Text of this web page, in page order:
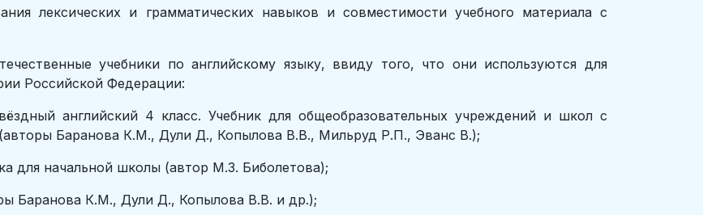
лексических и грамматических навыков и совместимости учебного материала с
учебники по английскому языку, ввиду того, что они используются для
Российской Федерации:
английский 4 класс. Учебник для общеобразовательных учреждений и школ с
(авторы Баранова К.М., Дули Д., Копылова В.В., Мильруд Р.П., Эванс В.);
для начальной школы (автор М.З. Биболетова);
Баранова К.М., Дули Д., Копылова В.В. и др.);